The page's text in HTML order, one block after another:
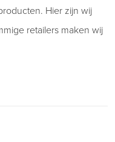
Hier zijn wij
retailers maken wij